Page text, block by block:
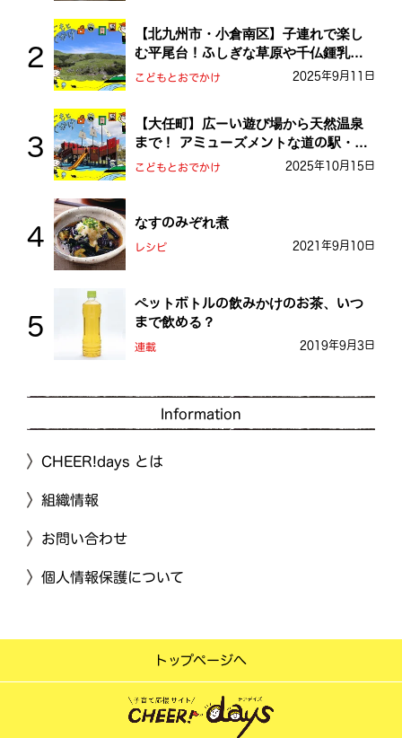
【北九州市・小倉南区】子連れで楽し
む平尾台！ふしぎな草原や千仏鍾乳洞
を探検しよう！
こどもとおでかけ 2025年9月11日
【大任町】広ーい遊び場から天然温泉
まで！ アミューズメントな道の駅・お
おとう桜街道
こどもとおでかけ 2025年10月15日
なすのみぞれ煮
レシピ 2021年9月10日
ペットボトルの飲みかけのお茶、いつ
まで飲める？
連載 2019年9月3日
Information
CHEER!days とは
組織情報
お問い合わせ
個人情報保護について
トップページへ